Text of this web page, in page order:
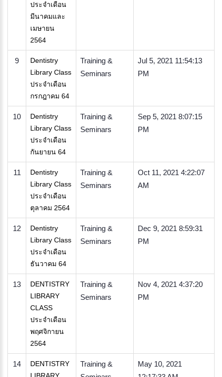
ประจำเดือน
มีนาคมและ
เมษายน
2564
9
Dentistry
Library Class
ประจำเดือน
กรกฎาคม 64
Training &
Seminars
Jul 5, 2021 11:54:13
PM
10
Dentistry
Library Class
ประจำเดือน
กันยายน 64
Training &
Seminars
Sep 5, 2021 8:07:15
PM
11
Dentistry
Library Class
ประจำเดือน
ตุลาคม 2564
Training &
Seminars
Oct 11, 2021 4:22:07
AM
12
Dentistry
Library Class
ประจำเดือน
ธันวาคม 64
Training &
Seminars
Dec 9, 2021 8:59:31
PM
13
DENTISTRY
LIBRARY
CLASS
ประจำเดือน
พฤศจิกายน
2564
Training &
Seminars
Nov 4, 2021 4:37:20
PM
14
DENTISTRY
Training &
May 10, 2021